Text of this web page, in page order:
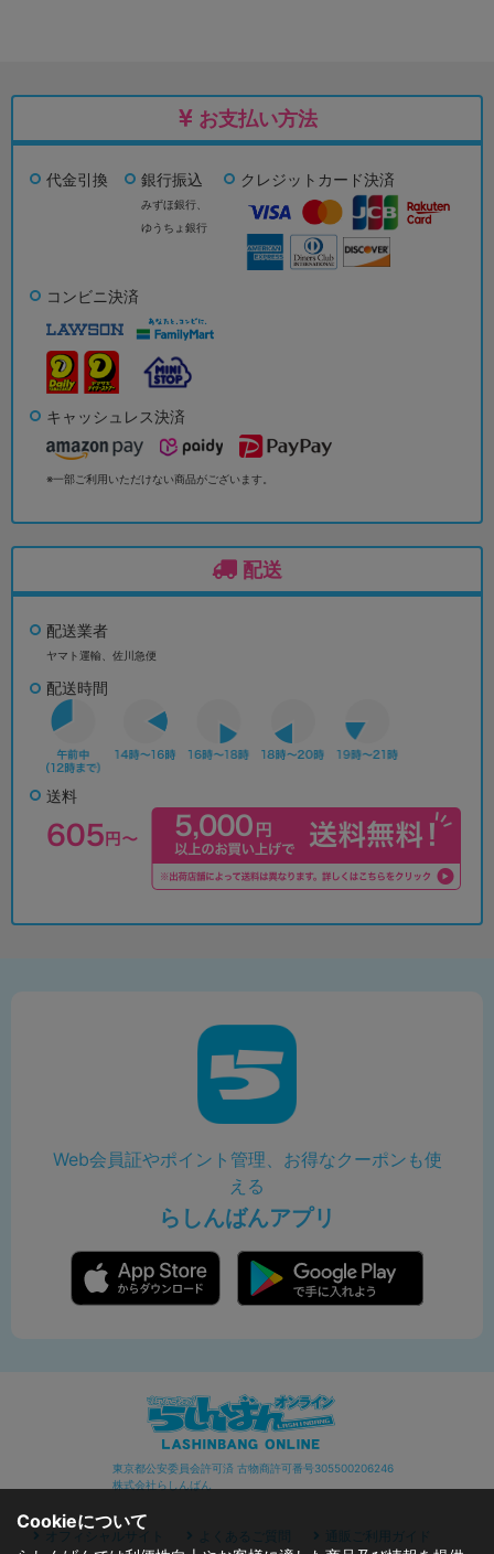
お支払い方法
代金引換 銀行振込
みずほ銀行、
ゆうちょ銀行
クレジットカード決済
コンビニ決済
キャッシュレス決済
※一部ご利用いただけない商品がございます。
配送
配送業者
ヤマト運輸、佐川急便
配送時間
送料
Web会員証やポイント管理、お得なクーポンも使
える
らしんばんアプリ
東京都公安委員会許可済 古物商許可番号305500206246
株式会社らしんばん
オフィシャルサイト よくあるご質問
通販ご利用ガイド
Cookieについて